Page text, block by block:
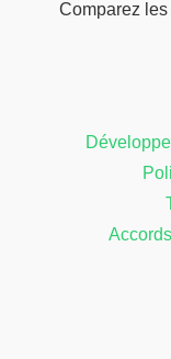
Comparez